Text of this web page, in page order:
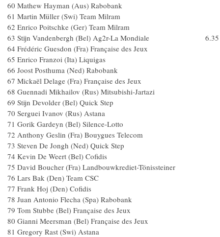
60 Mathew Hayman (Aus) Rabobank
61 Martin Müller (Swi) Team Milram
62 Enrico Poitschke (Ger) Team Milram
63 Stijn Vandenbergh (Bel) Ag2r-La Mondiale 6.35
64 Frédéric Guesdon (Fra) Française des Jeux
65 Enrico Franzoi (Ita) Liquigas
66 Joost Posthuma (Ned) Rabobank
67 Mickaël Delage (Fra) Française des Jeux
68 Guennadi Mikhailov (Rus) Mitsubishi-Jartazi
69 Stijn Devolder (Bel) Quick Step
70 Serguei Ivanov (Rus) Astana
71 Gorik Gardeyn (Bel) Silence-Lotto
72 Anthony Geslin (Fra) Bouygues Telecom
73 Steven De Jongh (Ned) Quick Step
74 Kevin De Weert (Bel) Cofidis
75 David Boucher (Fra) Landbouwkrediet-Tönissteiner
76 Lars Bak (Den) Team CSC
77 Frank Hoj (Den) Cofidis
78 Juan Antonio Flecha (Spa) Rabobank
79 Tom Stubbe (Bel) Française des Jeux
80 Gianni Meersman (Bel) Française des Jeux
81 Gregory Rast (Swi) Astana